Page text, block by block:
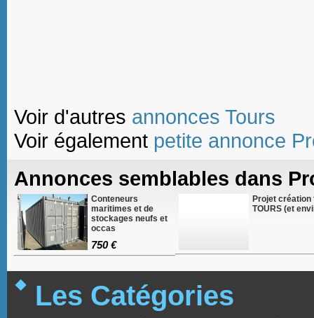
Voir d'autres annonces Tours
Voir également petite annonce
Annonces semblables dans
Conteneurs
maritimes et de
stockages neufs et
occas
750 €
Projet création
TOURS (et
Les Catégories